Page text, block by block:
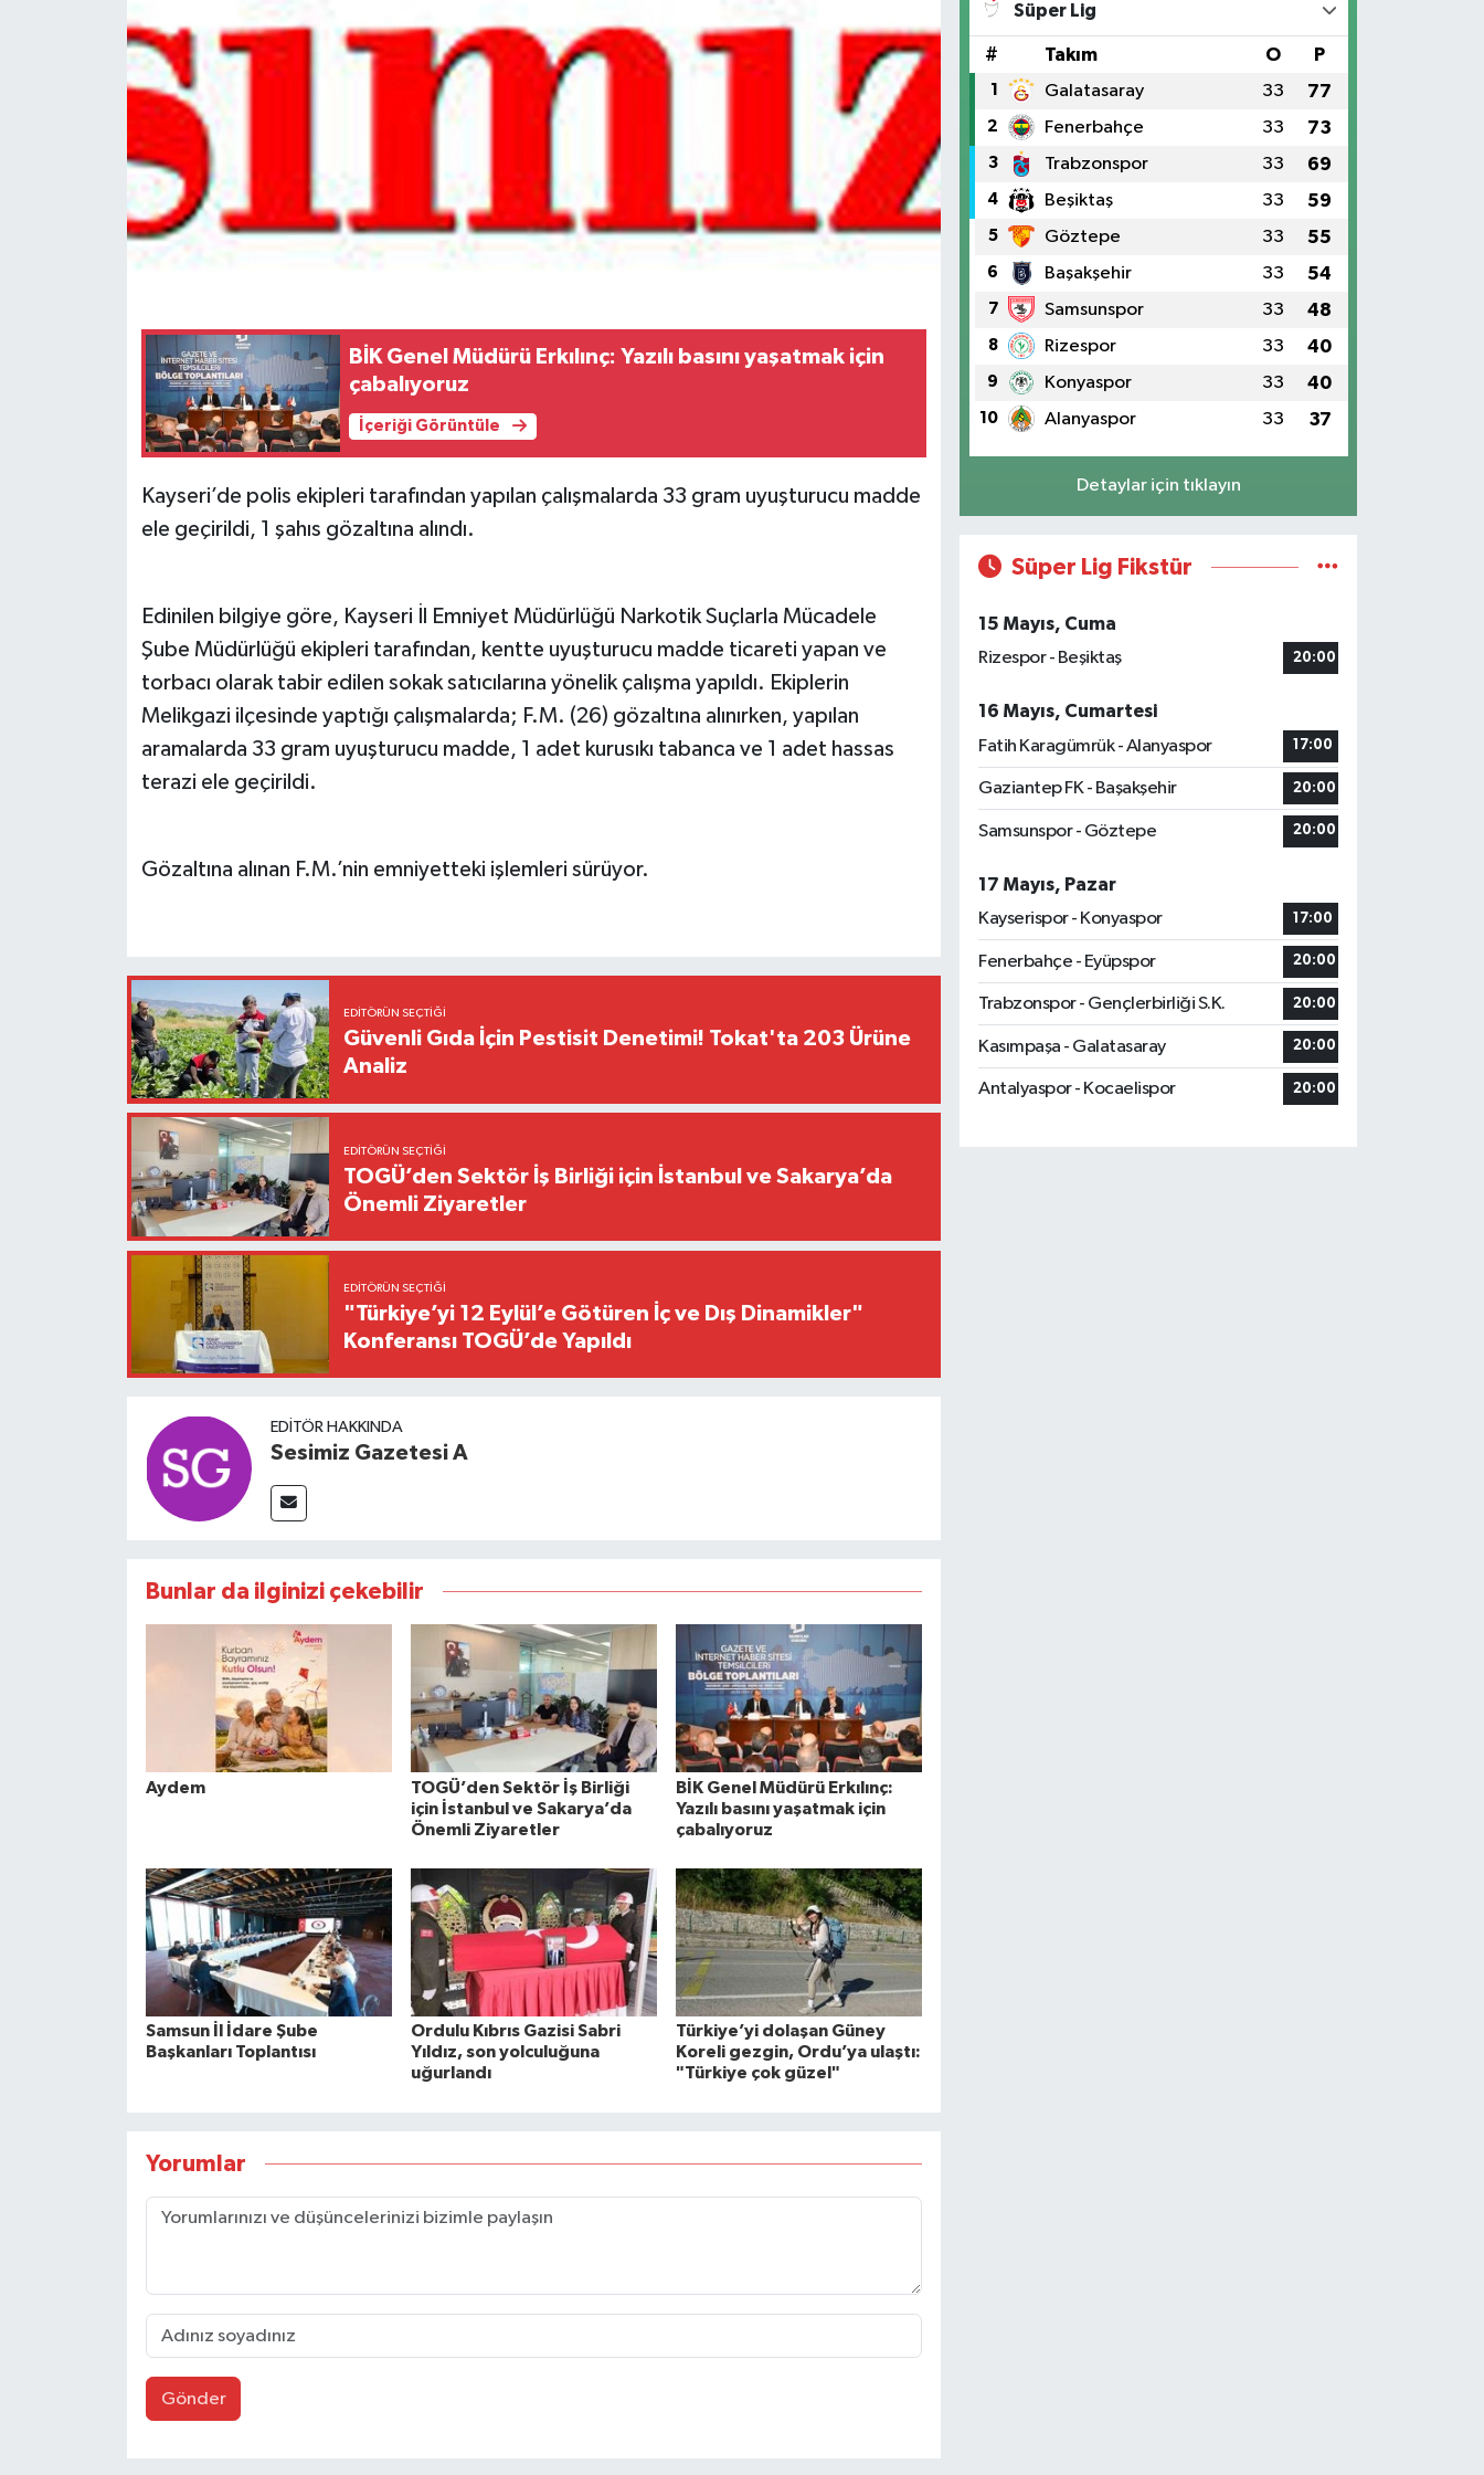
BİK Genel Müdürü Erkılınç: Yazılı basını yaşatmak için
çabalıyoruz
İçeriği Görüntüle
Kayseri’de polis ekipleri tarafından yapılan çalışmalarda 33 gram uyuşturucu madde
ele geçirildi, 1 şahıs gözaltına alındı.
Edinilen bilgiye göre, Kayseri İl Emniyet Müdürlüğü Narkotik Suçlarla Mücadele
Şube Müdürlüğü ekipleri tarafından, kentte uyuşturucu madde ticareti yapan ve
torbacı olarak tabir edilen sokak satıcılarına yönelik çalışma yapıldı. Ekiplerin
Melikgazi ilçesinde yaptığı çalışmalarda; F.M. (26) gözaltına alınırken, yapılan
aramalarda 33 gram uyuşturucu madde, 1 adet kurusıkı tabanca ve 1 adet hassas
terazi ele geçirildi.
Gözaltına alınan F.M.’nin emniyetteki işlemleri sürüyor.
EDITÖRÜN SEÇTIĞI
Güvenli Gıda İçin Pestisit Denetimi! Tokat'ta 203 Ürüne
Analiz
EDITÖRÜN SEÇTIĞI
TOGÜ’den Sektör İş Birliği için İstanbul ve Sakarya’da
Önemli Ziyaretler
EDITÖRÜN SEÇTIĞI
"Türkiye’yi 12 Eylül’e Götüren İç ve Dış Dinamikler"
Konferansı TOGÜ’de Yapıldı
EDITÖR HAKKINDA
Sesimiz Gazetesi A
Bunlar da ilginizi çekebilir
Aydem
TOGÜ’den Sektör İş Birliği
için İstanbul ve Sakarya’da
Önemli Ziyaretler
BİK Genel Müdürü Erkılınç:
Yazılı basını yaşatmak için
çabalıyoruz
Samsun İl İdare Şube
Başkanları Toplantısı
Ordulu Kıbrıs Gazisi Sabri
Yıldız, son yolculuğuna
uğurlandı
Türkiye’yi dolaşan Güney
Koreli gezgin, Ordu’ya ulaştı:
"Türkiye çok güzel"
Yorumlar
Gönder
Süper Lig
# Takım O P
1 Galatasaray 33 77
2 Fenerbahçe 33 73
3 Trabzonspor 33 69
4 Beşiktaş 33 59
5 Göztepe 33 55
6 Başakşehir 33 54
7 Samsunspor 33 48
8 Rizespor 33 40
9 Konyaspor 33 40
10 Alanyaspor 33 37
Detaylar için tıklayın
Süper Lig Fikstür
15 Mayıs, Cuma
Rizespor - Beşiktaş
20:00
16 Mayıs, Cumartesi
Fatih Karagümrük - Alanyaspor
17:00
Gaziantep FK - Başakşehir 20:00
Samsunspor - Göztepe 20:00
17 Mayıs, Pazar
Kayserispor - Konyaspor
17:00
Fenerbahçe - Eyüpspor 20:00
Trabzonspor - Gençlerbirliği S.K. 20:00
Kasımpaşa - Galatasaray 20:00
Antalyaspor - Kocaelispor 20:00
Teknoloji
Tokat Haberleri